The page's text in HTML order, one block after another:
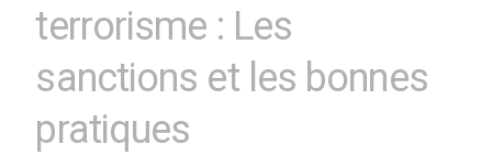
terrorisme : Les
sanctions et les bonnes
pratiques